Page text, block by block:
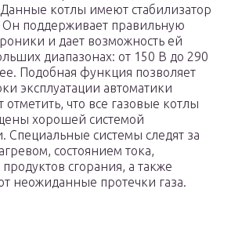
котлы имеют стабилизатор
поддерживает правильную
и дает возможность ей
диапазонах: от 150 В до 290
Подобная функция позволяет
эксплуатации автоматики
отметить, что все газовые котлы
хорошей системой
Специальные системы следят за
состоянием тока,
сгорания, а также
неожиданные протечки газа.